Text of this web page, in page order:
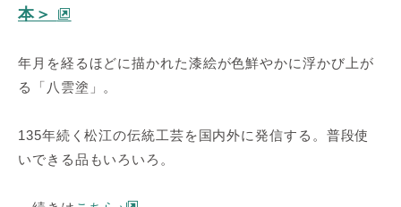
本＞
年月を経るほどに描かれた漆絵が色鮮やかに浮かび上が
る「八雲塗」。
135年続く松江の伝統工芸を国内外に発信する。普段使
いできる品もいろいろ。